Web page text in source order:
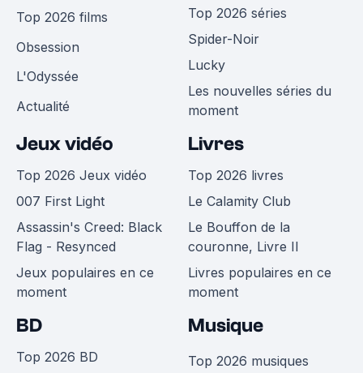
Top 2026 films
Obsession
L'Odyssée
Actualité
Top 2026 séries
Spider-Noir
Lucky
Les nouvelles séries du
moment
Jeux vidéo
Top 2026 Jeux vidéo
007 First Light
Assassin's Creed: Black
Flag - Resynced
Jeux populaires en ce
moment
Livres
Top 2026 livres
Le Calamity Club
Le Bouffon de la
couronne, Livre II
Livres populaires en ce
moment
BD
Top 2026 BD
Musique
Top 2026 musiques